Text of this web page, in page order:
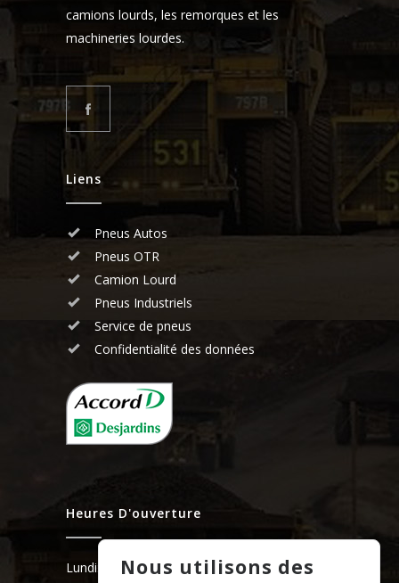
camions lourds, les remorques et les
machineries lourdes.
Liens
Pneus Autos
Pneus OTR
Camion Lourd
Pneus Industriels
Service de pneus
Confidentialité des données
Heures D'ouverture
Lundi:
7:30 - 17h00
Nous utilisons des